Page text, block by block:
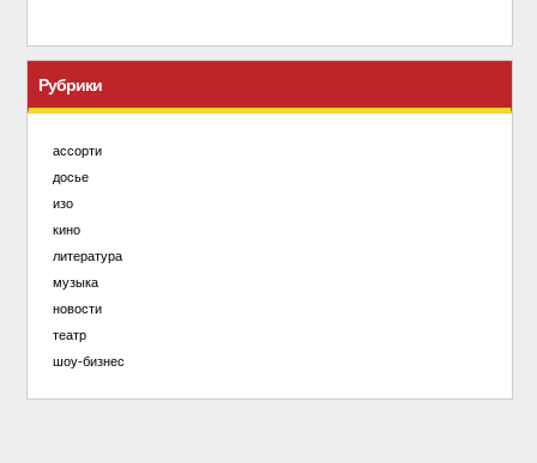
Рубрики
ассорти
досье
изо
кино
литература
музыка
новости
театр
шоу-бизнес